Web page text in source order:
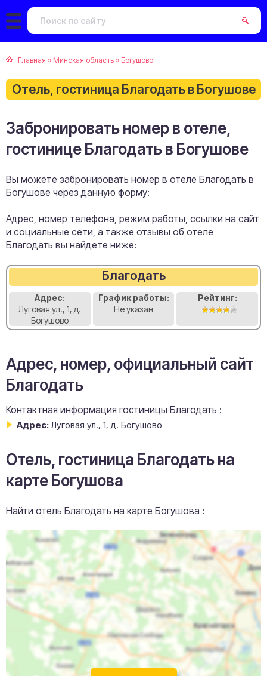
Главная » Минская область » Богушово
Отель, гостиница Благодать в Богушове
Забронировать номер в отеле,
гостинице Благодать в Богушове
Вы можете забронировать номер в отеле Благодать в
Богушове через данную форму:
Адрес, номер телефона, режим работы, ссылки на сайт
и социальные сети, а также отзывы об отеле
Благодать вы найдете ниже:
Благодать
Адрес:
Луговая ул., 1, д.
Богушово
График работы:
Не указан
Рейтинг:
Адрес, номер, официальный сайт
Благодать
Контактная информация гостиницы Благодать :
Адрес: Луговая ул., 1, д. Богушово
Отель, гостиница Благодать на
карте Богушова
Найти отель Благодать на карте Богушова :